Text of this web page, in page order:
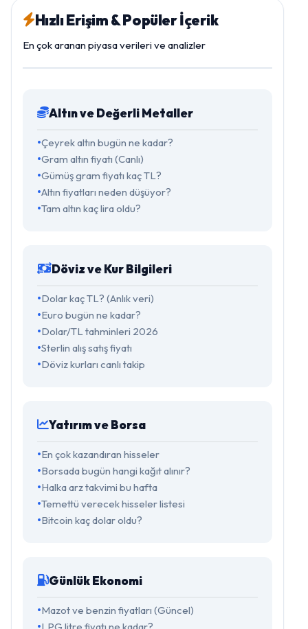
Hızlı Erişim & Popüler İçerik
En çok aranan piyasa verileri ve analizler
Altın ve Değerli Metaller
Çeyrek altın bugün ne kadar?
Gram altın fiyatı (Canlı)
Gümüş gram fiyatı kaç TL?
Altın fiyatları neden düşüyor?
Tam altın kaç lira oldu?
Döviz ve Kur Bilgileri
Dolar kaç TL? (Anlık veri)
Euro bugün ne kadar?
Dolar/TL tahminleri 2026
Sterlin alış satış fiyatı
Döviz kurları canlı takip
Yatırım ve Borsa
En çok kazandıran hisseler
Borsada bugün hangi kağıt alınır?
Halka arz takvimi bu hafta
Temettü verecek hisseler listesi
Bitcoin kaç dolar oldu?
Günlük Ekonomi
Mazot ve benzin fiyatları (Güncel)
LPG litre fiyatı ne kadar?